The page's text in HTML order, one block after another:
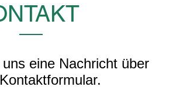
eine Nachricht über